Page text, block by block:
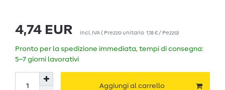
4,74 EUR incl. IVA( Prezzo unitario 1,18 € / Pezzo)
Pronto per la spedizione immediata, tempi di consegna:
5–7 giorni lavorativi
Aggiungi al carrello